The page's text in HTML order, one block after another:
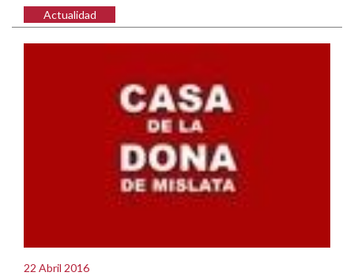
Actualidad
22 Abril 2016